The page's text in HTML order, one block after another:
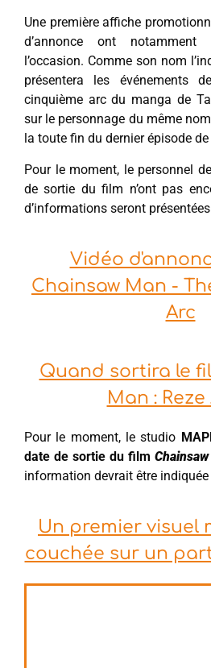
Une première affiche
d’annonce ont
l’occasion. Comme son nom
présentera les événements
cinquième arc du manga de
sur le personnage du même
la toute fin du dernier épisode
Pour le moment, le personnel
de sortie du film n’ont pas
d’informations seront
Vidéo
Chainsaw Man -
Arc
Quand sortira le
Man : Reze
Pour le moment, le studio
date de sortie du film
information devrait être
Un premier visuel
couchée sur un